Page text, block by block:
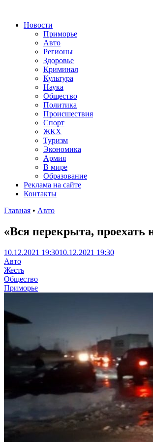
Новости
Приморье
Авто
Регионы
Здоровье
Криминал
Культура
Наука
Общество
Политика
Происшествия
Спорт
ЖКХ
Туризм
Экономика
Армия
В мире
Образование
Реклама на сайте
Контакты
Главная • Авто
«Вся перекрыта, проехать
10.12.2021 19:3010.12.2021 19:30
Авто
Жесть
Общество
Приморье